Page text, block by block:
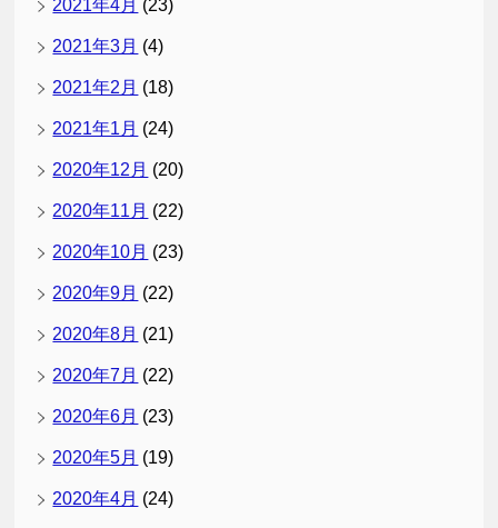
2021年4月 (23)
2021年3月 (4)
2021年2月 (18)
2021年1月 (24)
2020年12月 (20)
2020年11月 (22)
2020年10月 (23)
2020年9月 (22)
2020年8月 (21)
2020年7月 (22)
2020年6月 (23)
2020年5月 (19)
2020年4月 (24)